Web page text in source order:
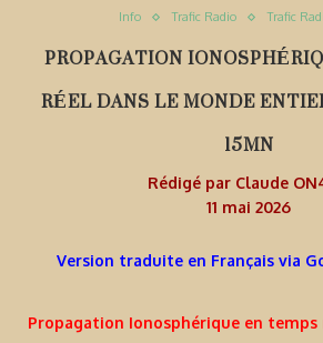
Info Trafic Radio Trafic
PROPAGATION
RÉEL DANS LE MONDE
15MN
Rédigé par Claude
11 mai 2026
Version traduite en Français via
Propagation Ionosphérique en temps